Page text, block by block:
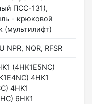
ПСС-131),
- крюковой
(мультилифт)
NPR, NQR, RFSR
(4HK1E5NC)
4HK1
4HK1
6HK1